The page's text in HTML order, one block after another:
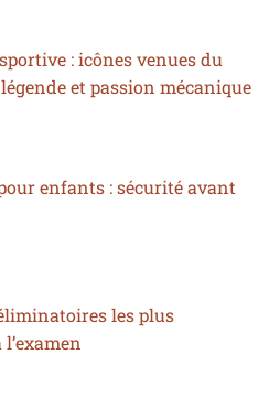
: icônes venues du
et passion mécanique
enfants : sécurité avant
les plus